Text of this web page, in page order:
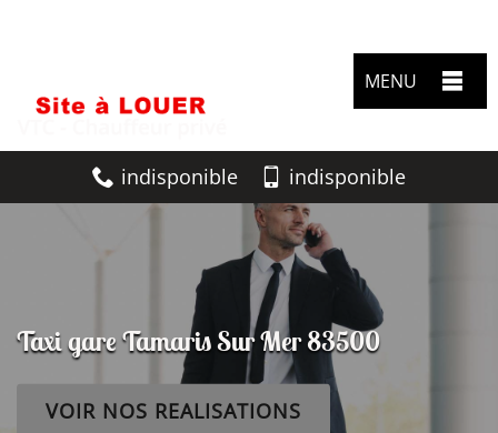
MENU
indisponible indisponible
Taxi gare Tamaris Sur Mer 83500
VOIR NOS REALISATIONS